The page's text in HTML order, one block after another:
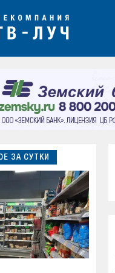
ЗА СУТКИ